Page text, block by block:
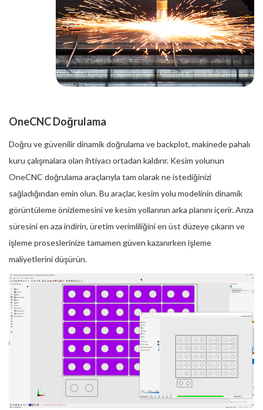
OneCNC Doğrulama
Doğru ve güvenilir dinamik doğrulama ve backplot, makinede pahalı
kuru çalışmalara olan ihtiyacı ortadan kaldırır. Kesim yolunun
OneCNC doğrulama araçlarıyla tam olarak ne istediğinizi
sağladığından emin olun. Bu araçlar, kesim yolu modelinin dinamik
görüntüleme önizlemesini ve kesim yollarının arka planını içerir. Arıza
süresini en aza indirin, üretim verimliliğini en üst düzeye çıkarın ve
işleme proseslerinize tamamen güven kazanırken işleme
maliyetlerini düşürün.